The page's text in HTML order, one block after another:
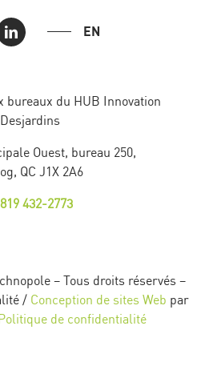
EN
bureaux du HUB Innovation
Desjardins
Ouest, bureau 250,
QC J1X 2A6
432-2773
– Tous droits réservés –
/ Conception de sites Web par
de confidentialité